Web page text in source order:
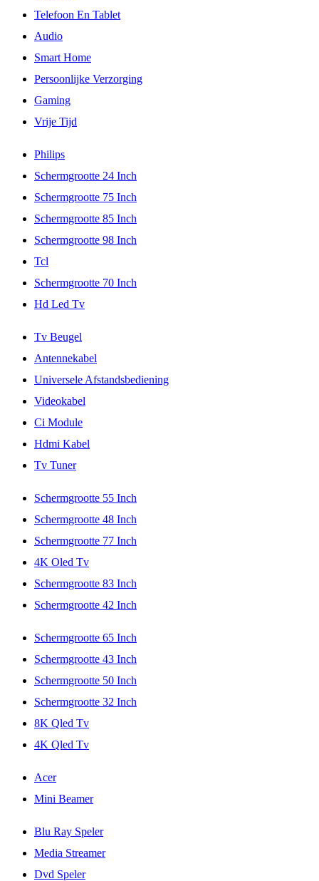
Telefoon En Tablet
Audio
Smart Home
Persoonlijke Verzorging
Gaming
Vrije Tijd
Philips
Schermgrootte 24 Inch
Schermgrootte 75 Inch
Schermgrootte 85 Inch
Schermgrootte 98 Inch
Tcl
Schermgrootte 70 Inch
Hd Led Tv
Tv Beugel
Antennekabel
Universele Afstandsbediening
Videokabel
Ci Module
Hdmi Kabel
Tv Tuner
Schermgrootte 55 Inch
Schermgrootte 48 Inch
Schermgrootte 77 Inch
4K Oled Tv
Schermgrootte 83 Inch
Schermgrootte 42 Inch
Schermgrootte 65 Inch
Schermgrootte 43 Inch
Schermgrootte 50 Inch
Schermgrootte 32 Inch
8K Qled Tv
4K Qled Tv
Acer
Mini Beamer
Blu Ray Speler
Media Streamer
Dvd Speler